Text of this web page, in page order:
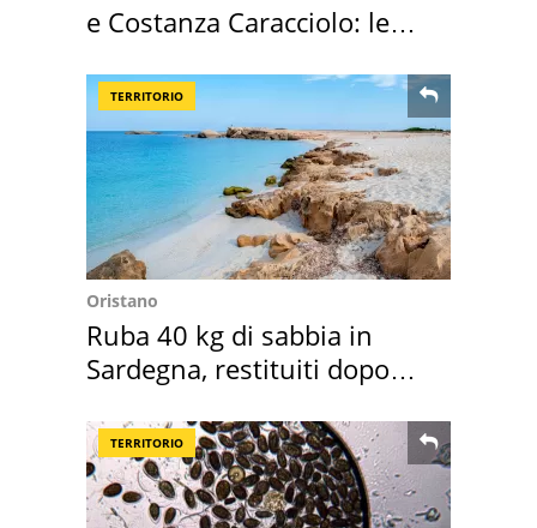
e Costanza Caracciolo: le
TERRITORIO
Oristano
Ruba 40 kg di sabbia in
Sardegna, restituiti dopo
TERRITORIO